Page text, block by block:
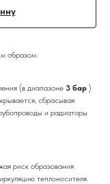
образом:
(в диапазоне 3 бар )
сбрасывая
и радиаторы
риск образования
теплоносителя.